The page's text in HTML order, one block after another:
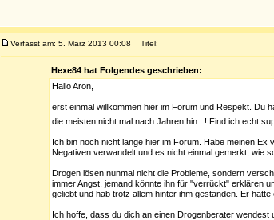
Verfasst am: 5. März 2013 00:08 Titel:
Hexe84 hat Folgendes geschrieben:
Hallo Aron,
erst einmal willkommen hier im Forum und Respekt. Du
die meisten nicht mal nach Jahren hin...! Find ich echt
Ich bin noch nicht lange hier im Forum. Habe meinen
Negativen verwandelt und es nicht einmal gemerkt, wie
Drogen lösen nunmal nicht die Probleme, sondern
immer Angst, jemand könnte ihn für "verrückt" erklären
geliebt und hab trotz allem hinter ihm gestanden. Er
Ich hoffe, dass du dich an einen Drogenberater